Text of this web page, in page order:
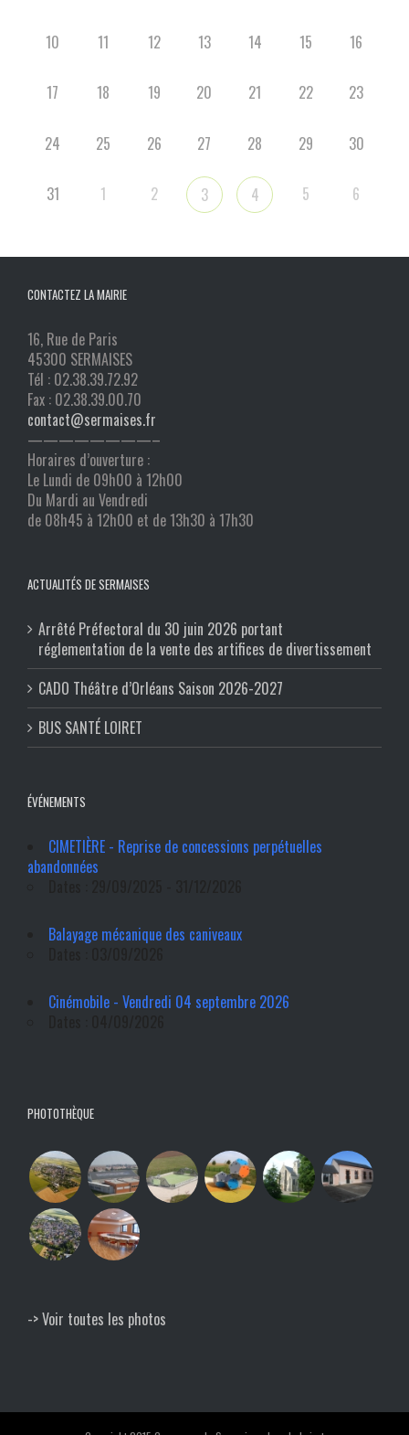
10 11 12 13 14 15 16
17 18 19 20 21 22 23
24 25 26 27 28 29 30
31 1 2 3 4 5 6
CONTACTEZ LA MAIRIE
16, Rue de Paris
45300 SERMAISES
Tél : 02.38.39.72.92
Fax : 02.38.39.00.70
contact@sermaises.fr
————————–
Horaires d’ouverture :
Le Lundi de 09h00 à 12h00
Du Mardi au Vendredi
de 08h45 à 12h00 et de 13h30 à 17h30
ACTUALITÉS DE SERMAISES
Arrêté Préfectoral du 30 juin 2026 portant
réglementation de la vente des artifices de divertissement
CADO Théâtre d’Orléans Saison 2026-2027
BUS SANTÉ LOIRET
ÉVÉNEMENTS
CIMETIÈRE - Reprise de concessions perpétuelles
abandonnées
Balayage mécanique des caniveaux
Cinémobile - Vendredi 04 septembre 2026
PHOTOTHÈQUE
-> Voir toutes les photos